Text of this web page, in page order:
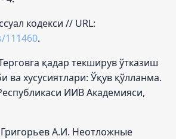
кодекси // URL:
111460.
қадар текширув ўтказиш
ва хусусиятлари: Ўқув қўлланма.
ИИВ Академияси,
А.И. Неотложные